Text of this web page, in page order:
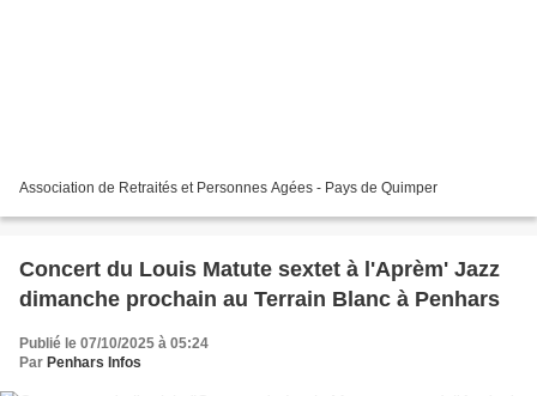
Association de Retraités et Personnes Agées - Pays de Quimper
Concert du Louis Matute sextet à l'Aprèm' Jazz
dimanche prochain au Terrain Blanc à Penhars
Publié le 07/10/2025 à 05:24
Par Penhars Infos